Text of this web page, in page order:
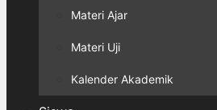
Materi Ajar
Materi Uji
Kalender Akademik